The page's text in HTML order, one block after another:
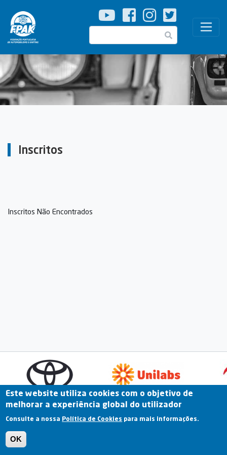
Passar
para
o
Pesquisar
Inscritos
Inscritos Não Encontrados
Previous
Fale Connosco Portal Online Arquivo
Termos e Condições | Política de Privacidade |
Este website utiliza cookies com o objetivo de
melhorar a experiência global do utilizador
Consulte a nossa Política de Cookies para mais informações.
OK